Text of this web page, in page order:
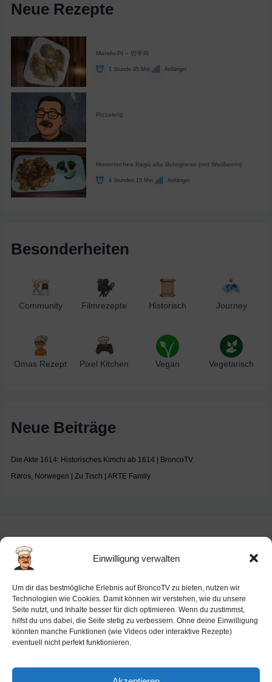
Einwilligung verwalten
Um dir das bestmögliche Erlebnis auf BroncoTV zu bieten, nutzen wir
Technologien wie Cookies. Damit können wir verstehen, wie du unsere
Seite nutzt, und Inhalte besser für dich optimieren. Wenn du zustimmst,
hilfst du uns dabei, die Seite stetig zu verbessern. Ohne deine Einwilligung
könnten manche Funktionen (wie Videos oder interaktive Rezepte)
eventuell nicht perfekt funktionieren.
Neue Rezepte
Mandu-Pi – 만두피
1 Stunde 45 Min. Anfänger
Pizzateig
Historisches Ragù alla Bolognese (mit Weißwein)
4 Stunden 15 Min. Anfänger
Besonderheiten
Community Filmrezepte Historisch Journey
Omas Rezept Pixel Kitchen Vegan Vegetarisch
Neue Beiträge
Die Akte 1614: Historisches Kimchi ab 1614 | BroncoTV
Røros, Norwegen | Zu Tisch | ARTE Family
Datenschutz-Haftung
Cookie-Richtlinie (EU)
Barrierefreiheit